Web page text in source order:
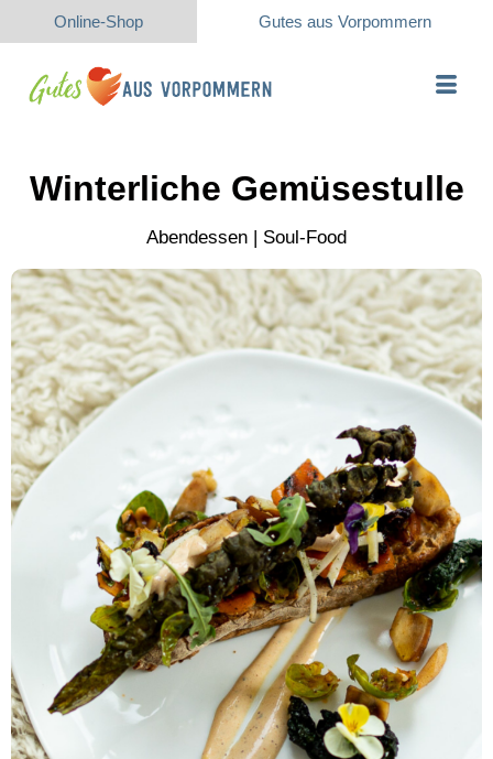
Online-Shop Gutes aus Vorpommern
Winterliche Gemüsestulle
Abendessen | Soul-Food